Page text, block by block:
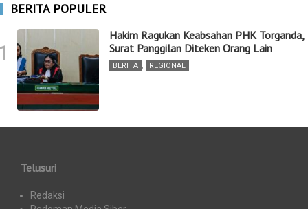
BERITA POPULER
Hakim Ragukan Keabsahan PHK Torganda,
Surat Panggilan Diteken Orang Lain
BERITA , REGIONAL
Telusuri
Redaksi